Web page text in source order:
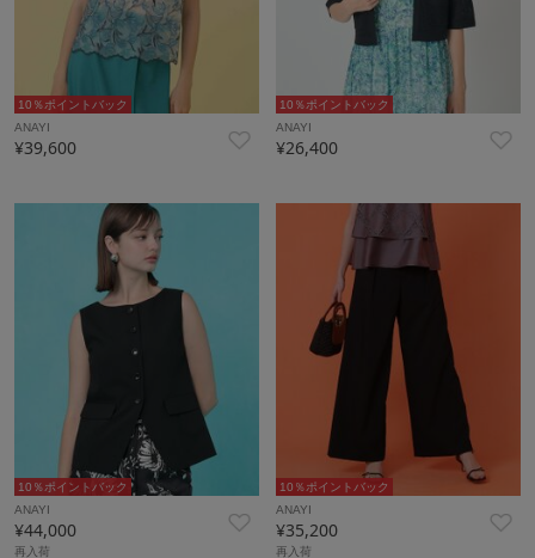
10％ポイントバック
ANAYI
¥39,600
10％ポイントバック
ANAYI
¥26,400
10％ポイントバック
ANAYI
¥44,000
再入荷
10％ポイントバック
ANAYI
¥35,200
再入荷